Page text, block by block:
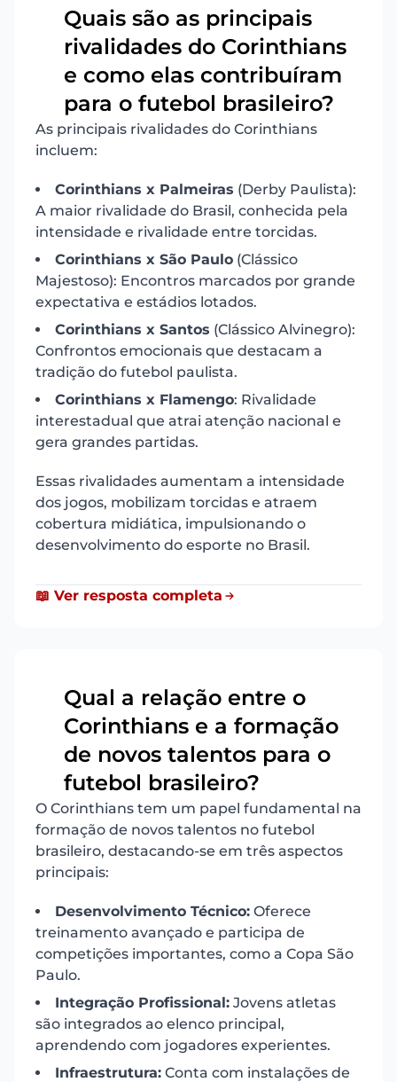
Quais são as principais
rivalidades do Corinthians
e como elas contribuíram
para o futebol brasileiro?
As principais rivalidades do Corinthians
incluem:
Corinthians x Palmeiras (Derby Paulista):
A maior rivalidade do Brasil, conhecida pela
intensidade e rivalidade entre torcidas.
Corinthians x São Paulo (Clássico
Majestoso): Encontros marcados por grande
expectativa e estádios lotados.
Corinthians x Santos (Clássico Alvinegro):
Confrontos emocionais que destacam a
tradição do futebol paulista.
Corinthians x Flamengo: Rivalidade
interestadual que atrai atenção nacional e
gera grandes partidas.
Essas rivalidades aumentam a intensidade
dos jogos, mobilizam torcidas e atraem
cobertura midiática, impulsionando o
desenvolvimento do esporte no Brasil.
📖 Ver resposta completa
Qual a relação entre o
Corinthians e a formação
de novos talentos para o
futebol brasileiro?
O Corinthians tem um papel fundamental na
formação de novos talentos no futebol
brasileiro, destacando-se em três aspectos
principais:
Desenvolvimento Técnico: Oferece
treinamento avançado e participa de
competições importantes, como a Copa São
Paulo.
Integração Profissional: Jovens atletas
são integrados ao elenco principal,
aprendendo com jogadores experientes.
Infraestrutura: Conta com instalações de